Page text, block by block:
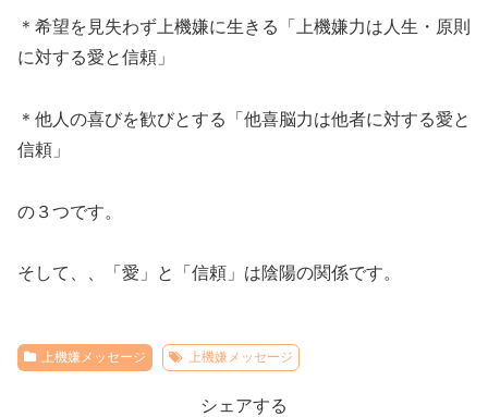
＊希望を見失わず上機嫌に生きる「上機嫌力は人生・原則
に対する愛と信頼」
＊他人の喜びを歓びとする「他喜脳力は他者に対する愛と
信頼」
の３つです。
そして、、「愛」と「信頼」は陰陽の関係です。
上機嫌メッセージ 上機嫌メッセージ
シェアする